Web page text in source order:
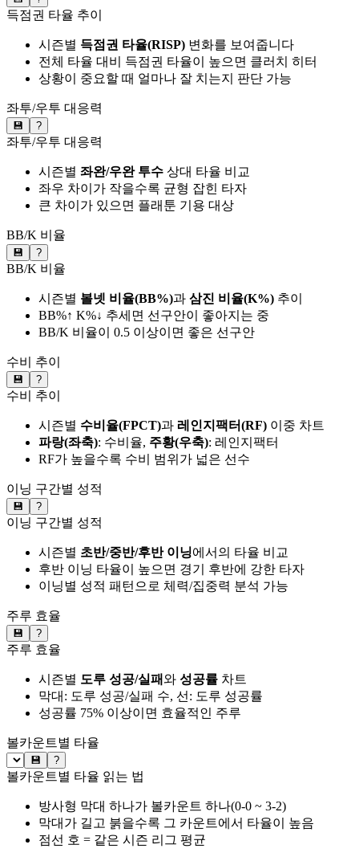
득점권 타율 추이
시즌별 득점권 타율(RISP) 변화를 보여줍니다
전체 타율 대비 득점권 타율이 높으면 클러치 히터
상황이 중요할 때 얼마나 잘 치는지 판단 가능
좌투/우투 대응력
💾 ?
좌투/우투 대응력
시즌별 좌완/우완 투수 상대 타율 비교
좌우 차이가 작을수록 균형 잡힌 타자
큰 차이가 있으면 플래툰 기용 대상
BB/K 비율
💾 ?
BB/K 비율
시즌별 볼넷 비율(BB%)과 삼진 비율(K%) 추이
BB%↑ K%↓ 추세면 선구안이 좋아지는 중
BB/K 비율이 0.5 이상이면 좋은 선구안
수비 추이
💾 ?
수비 추이
시즌별 수비율(FPCT)과 레인지팩터(RF) 이중 차트
파랑(좌축): 수비율, 주황(우축): 레인지팩터
RF가 높을수록 수비 범위가 넓은 선수
이닝 구간별 성적
💾 ?
이닝 구간별 성적
시즌별 초반/중반/후반 이닝에서의 타율 비교
후반 이닝 타율이 높으면 경기 후반에 강한 타자
이닝별 성적 패턴으로 체력/집중력 분석 가능
주루 효율
💾 ?
주루 효율
시즌별 도루 성공/실패와 성공률 차트
막대: 도루 성공/실패 수, 선: 도루 성공률
성공률 75% 이상이면 효율적인 주루
볼카운트별 타율
💾 ?
볼카운트별 타율 읽는 법
방사형 막대 하나가 볼카운트 하나(0-0 ~ 3-2)
막대가 길고 붉을수록 그 카운트에서 타율이 높음
점선 호 = 같은 시즌 리그 평균